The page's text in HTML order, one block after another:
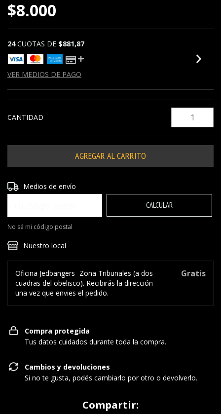
$8.000
24 CUOTAS DE $881,87
VER MEDIOS DE PAGO
CANTIDAD
Entregas para el CP:
Medios de envío
CALCULAR
No sé mi código postal
Nuestro local
Oficina Jedbangers Zona Tribunales (a dos
cuadras del obelisco). Recibirás la dirección
una vez que envies el pedido.
Gratis
Compra protegida
Tus datos cuidados durante toda la compra.
Cambios y devoluciones
Si no te gusta, podés cambiarlo por otro o devolverlo.
Compartir: